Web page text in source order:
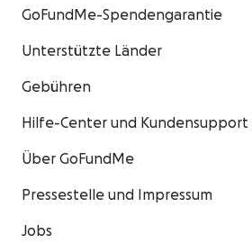
GoFundMe-Spendengarantie
Unterstützte Länder
Gebühren
Hilfe-Center und Kundensupport
Über GoFundMe
Pressestelle und Impressum
Jobs